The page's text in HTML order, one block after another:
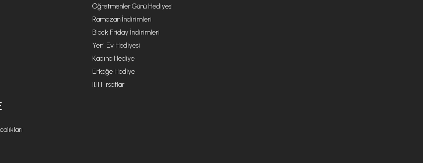
Öğretmenler Günü Hediyesi
Ramazan İndirimleri
Black Friday İndirimleri
Yeni Ev Hediyesi
Kadına Hediye
Erkeğe Hediye
11.11 Fırsatlar